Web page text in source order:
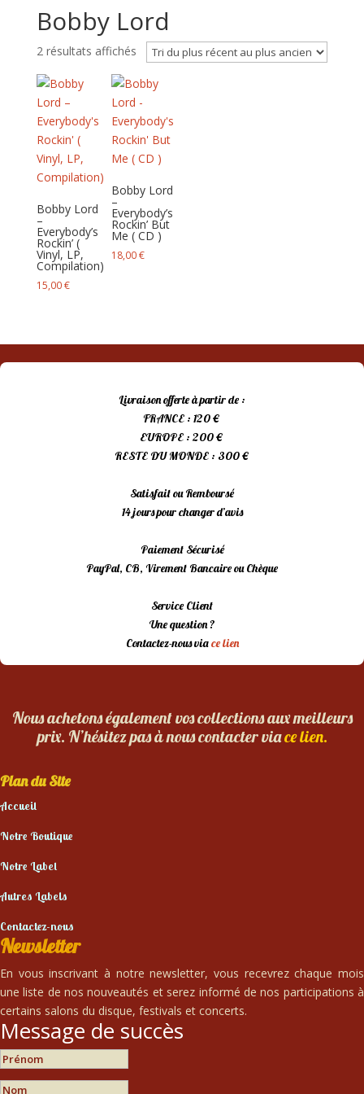
Bobby Lord
2 résultats affichésTrié
plus
récent
au
plus
ancien
Bobby Lord
–
Everybody’s
Rockin’ (
Vinyl, LP,
Compilation)
15,00€
Bobby Lord
–
Everybody’s
Rockin’ But
Me ( CD )
18,00€
Livraison offerte à partir de :
FRANCE : 120 €
EUROPE : 200 €
RESTE DU MONDE : 300 €
Satisfait ou Remboursé
14 jours pour changer d’avis
Paiement Sécurisé
PayPal, CB, Virement Bancaire ou Chèque
Service Client
Une question ?
Contactez-nous viace lien
Nous achetons également vos collections aux meilleurs
prix. N’hésitez pas à nous contacter viace lien.
Plan du Site
Accueil
Notre Boutique
Notre Label
Autres Labels
Contactez-nous
Newsletter
En vous inscrivant à notre newsletter, vous recevrez chaque mois
une liste de nos nouveautés et serez informé de nos participations à
certains salons du disque, festivals et concerts.
Message de succès